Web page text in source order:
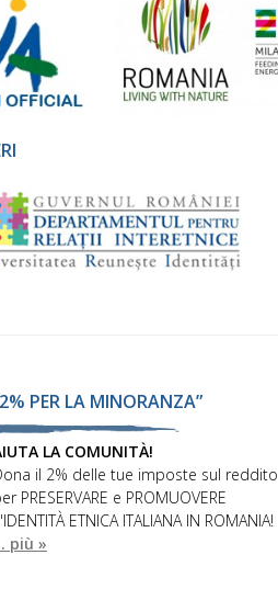
PER LA MINORANZA”
LA COMUNITÀ!
il 2% delle tue imposte sul reddito
PRESERVARE e PROMUOVERE
ETNICA ITALIANA IN ROMANIA!
più »